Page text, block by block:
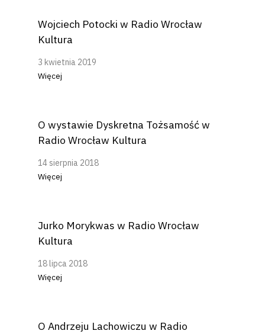
Wojciech Potocki w Radio Wrocław
Kultura
3 kwietnia 2019
Więcej
O wystawie Dyskretna Tożsamość w
Radio Wrocław Kultura
14 sierpnia 2018
Więcej
Jurko Morykwas w Radio Wrocław
Kultura
18 lipca 2018
Więcej
O Andrzeju Lachowiczu w Radio